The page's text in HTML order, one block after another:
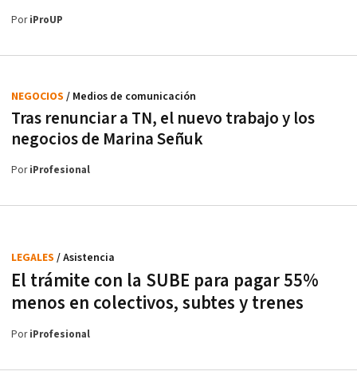
PoriProUP
Tras renunciar a TN, el nuevo trabajo y los
negocios de Marina Señuk
NEGOCIOS / Medios de comunicación
PoriProfesional
El trámite con la SUBE para pagar 55%
menos en colectivos, subtes y trenes
LEGALES / Asistencia
PoriProfesional